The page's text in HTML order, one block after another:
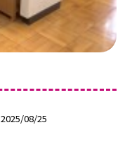
2025/08/25